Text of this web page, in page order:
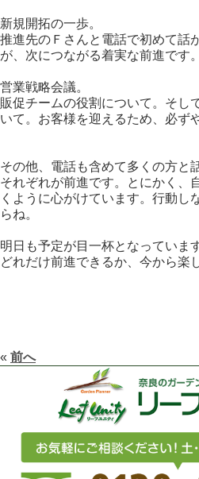
新規開拓の一歩。
推進先のＦさんと電話で初めて話
が、次につながる着実な前進です。
営業戦略会議。
販促チームの役割について。そし
いて。お客様を迎えるため、必ず
その他、電話も含めて多くの方と
それぞれが前進です。とにかく、
くように心がけています。行動し
らね。
明日も予定が目一杯となっています
どれだけ前進できるか、今から楽
« 前へ